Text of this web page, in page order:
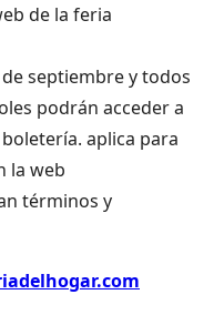
de la feria
septiembre y todos
podrán acceder a
aplica para
la web
términos y